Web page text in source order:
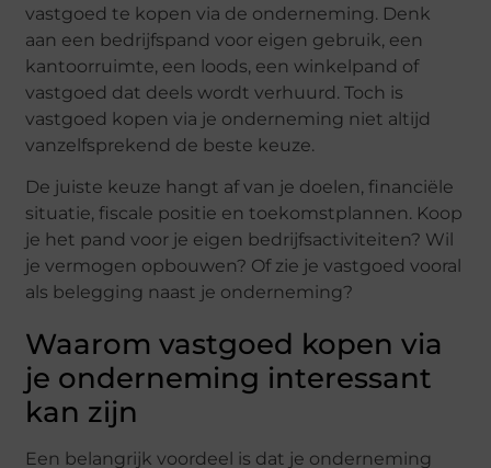
vastgoed te kopen via de onderneming. Denk
aan een bedrijfspand voor eigen gebruik, een
kantoorruimte, een loods, een winkelpand of
vastgoed dat deels wordt verhuurd. Toch is
vastgoed kopen via je onderneming niet altijd
vanzelfsprekend de beste keuze.
De juiste keuze hangt af van je doelen, financiële
situatie, fiscale positie en toekomstplannen. Koop
je het pand voor je eigen bedrijfsactiviteiten? Wil
je vermogen opbouwen? Of zie je vastgoed vooral
als belegging naast je onderneming?
Waarom vastgoed kopen via
je onderneming interessant
kan zijn
Een belangrijk voordeel is dat je onderneming